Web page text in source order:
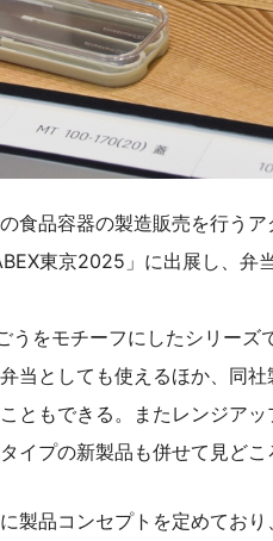
食品容器の製造販売を行う
東京2025」に出展し、
うをモチーフにしたシリー
当としても使えるほか、同
ともできる。またレンジア
イプの新製品も併せて見どこ
製品コンセプトを定めてお